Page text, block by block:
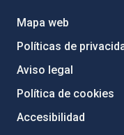
Mapa web
Políticas de
Aviso legal
Política de cookies
Accesibilidad